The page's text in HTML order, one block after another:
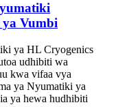
Vumbi
ya HL Cryogenics
udhibiti wa
kwa vifaa vya
ya Nyumatiki ya
ya hewa hudhibiti